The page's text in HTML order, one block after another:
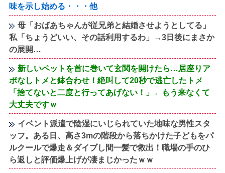
味を示し始める・・・他
母「おばあちゃんが従兄弟と結婚させようとしてる」
私「ちょうどいい、その話利用するわ」→3日後にまさか
の展開…
新しいペットを首に巻いて玄関を開けたら…居座りア
ポなしトメと鉢合わせ！絶叫して20秒で逃亡したトメ
「捨てないと二度と行ってあげない！」←もう来なくて
大丈夫ですｗ
イベント派遣で陰湿にいじられていた地味な男性スタ
ッフ。ある日、高さ3mの階段から落ちかけた子どもをパ
ルクールで爆走＆ダイブし間一髪で救出！職場の手のひ
ら返しと評価爆上げが凄まじかったｗｗ